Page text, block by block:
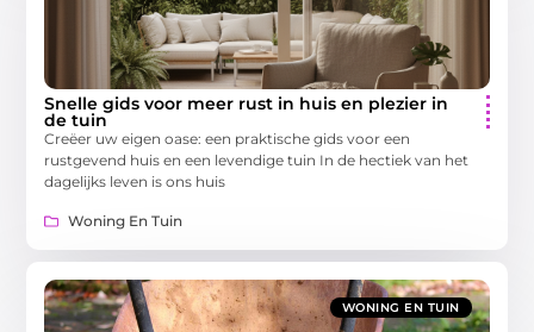
Snelle gids voor meer rust in huis en plezier in
de tuin
Creëer uw eigen oase: een praktische gids voor een
rustgevend huis en een levendige tuin In de hectiek van het
dagelijks leven is ons huis
Woning En Tuin
WONING EN TUIN